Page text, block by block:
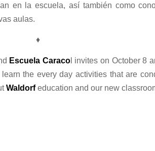
en la escuela, así también como
aulas.
♦
Escuela Caracol invites on October 8
the every day activities that are
Waldorfeducation and our new